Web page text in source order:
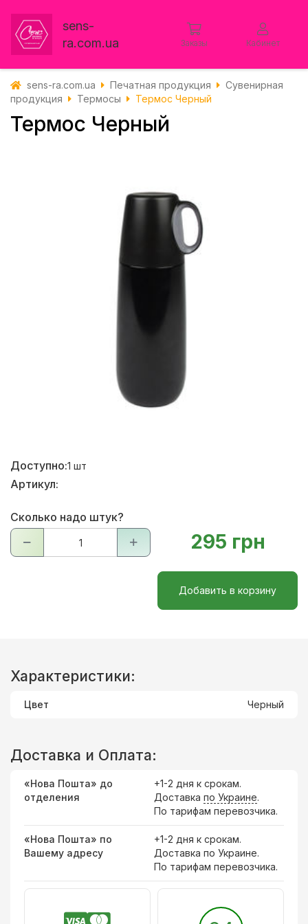
sens-
ra.com.ua
Заказы Кабинет
sens-ra.com.ua Печатная продукция
Сувенирная
продукция
Термосы Термос Черный
Термос Черный
Доступно:1 шт
Артикул:
Сколько надо штук?
295 грн
Добавить в корзину
Характеристики:
Цвет Черный
Доставка и Оплата:
«Нова Пошта» до
отделения
+1-2 дня к срокам.
Доставка по Украине.
По тарифам перевозчика.
«Нова Пошта» по
Вашему адресу
+1-2 дня к срокам.
Доставка по Украине.
По тарифам перевозчика.